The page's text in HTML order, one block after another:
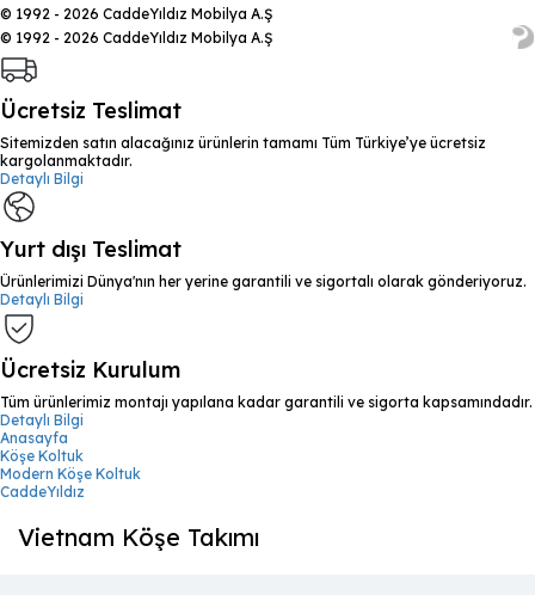
© 1992 - 2026 CaddeYıldız Mobilya A.Ş
© 1992 - 2026 CaddeYıldız Mobilya A.Ş
Ücretsiz Teslimat
Sitemizden satın alacağınız ürünlerin tamamı Tüm Türkiye’ye ücretsiz
kargolanmaktadır.
Detaylı Bilgi
Yurt dışı Teslimat
Ürünlerimizi Dünya'nın her yerine garantili ve sigortalı olarak gönderiyoruz.
Detaylı Bilgi
Ücretsiz Kurulum
Tüm ürünlerimiz montajı yapılana kadar garantili ve sigorta kapsamındadır.
Detaylı Bilgi
Anasayfa
Köşe Koltuk
Modern Köşe Koltuk
CaddeYıldız
Vietnam Köşe Takımı